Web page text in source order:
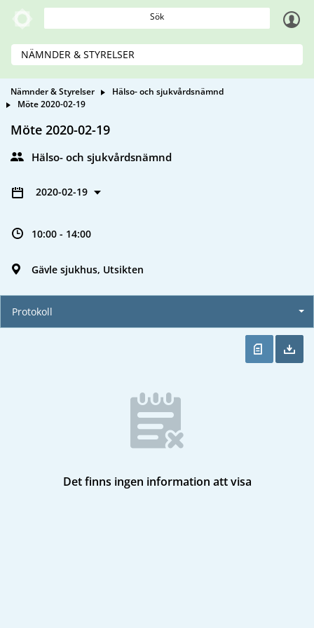
Sök
NÄMNDER & STYRELSER
Nämnder & Styrelser
Hälso- och sjukvårdsnämnd
Möte 2020-02-19
Möte 2020-02-19
Hälso- och sjukvårdsnämnd
2020-02-19
10:00 - 14:00
Gävle sjukhus, Utsikten
Protokoll
Det finns ingen information att visa